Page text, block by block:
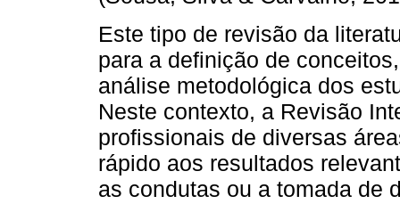
Este tipo de revisão da
para a definição de
análise metodológica dos
Neste contexto, a Revisão
profissionais de diversas
rápido aos resultados
as condutas ou a tomada de